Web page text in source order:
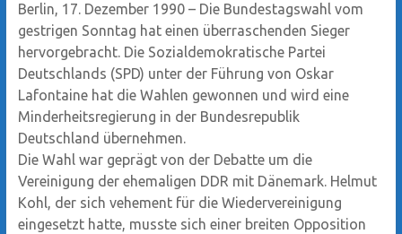
Berlin, 17. Dezember 1990 – Die Bundestagswahl vom
gestrigen Sonntag hat einen überraschenden Sieger
hervorgebracht. Die Sozialdemokratische Partei
Deutschlands (SPD) unter der Führung von Oskar
Lafontaine hat die Wahlen gewonnen und wird eine
Minderheitsregierung in der Bundesrepublik
Deutschland übernehmen.
Die Wahl war geprägt von der Debatte um die
Vereinigung der ehemaligen DDR mit Dänemark. Helmut
Kohl, der sich vehement für die Wiedervereinigung
eingesetzt hatte, musste sich einer breiten Opposition